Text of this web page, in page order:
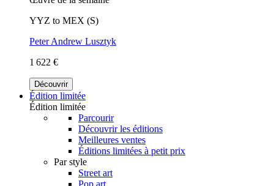
YYZ to MEX (S)
Peter Andrew Lusztyk
1 622 €
Découvrir
Édition limitée
Édition limitée
Parcourir
Découvrir les éditions
Meilleures ventes
Éditions limitées à petit prix
Par style
Street art
Pop art